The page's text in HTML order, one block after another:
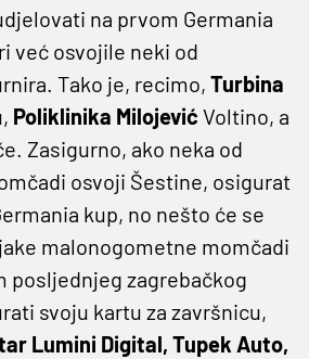
na prvom Germania
već osvojile neki od
Tako je, recimo, Turbina
Poliklinika Milojević Voltino, a
Zasigurno, ako neka od
osvoji Šestine, osigurat
kup, no nešto će se
malonogometne momčadi
posljednjeg zagrebačkog
svoju kartu za završnicu,
Lumini Digital, Tupek Auto,